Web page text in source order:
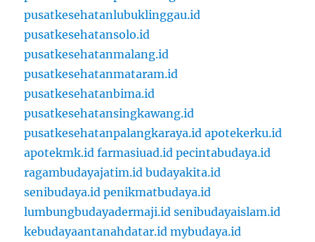
pusatkesehatanlubuklinggau.id
pusatkesehatansolo.id
pusatkesehatanmalang.id
pusatkesehatanmataram.id
pusatkesehatanbima.id
pusatkesehatansingkawang.id
pusatkesehatanpalangkaraya.id apotekerku.id
apotekmk.id farmasiuad.id pecintabudaya.id
ragambudayajatim.id budayakita.id
senibudaya.id penikmatbudaya.id
lumbungbudayadermaji.id senibudayaislam.id
kebudayaantanahdatar.id mybudaya.id